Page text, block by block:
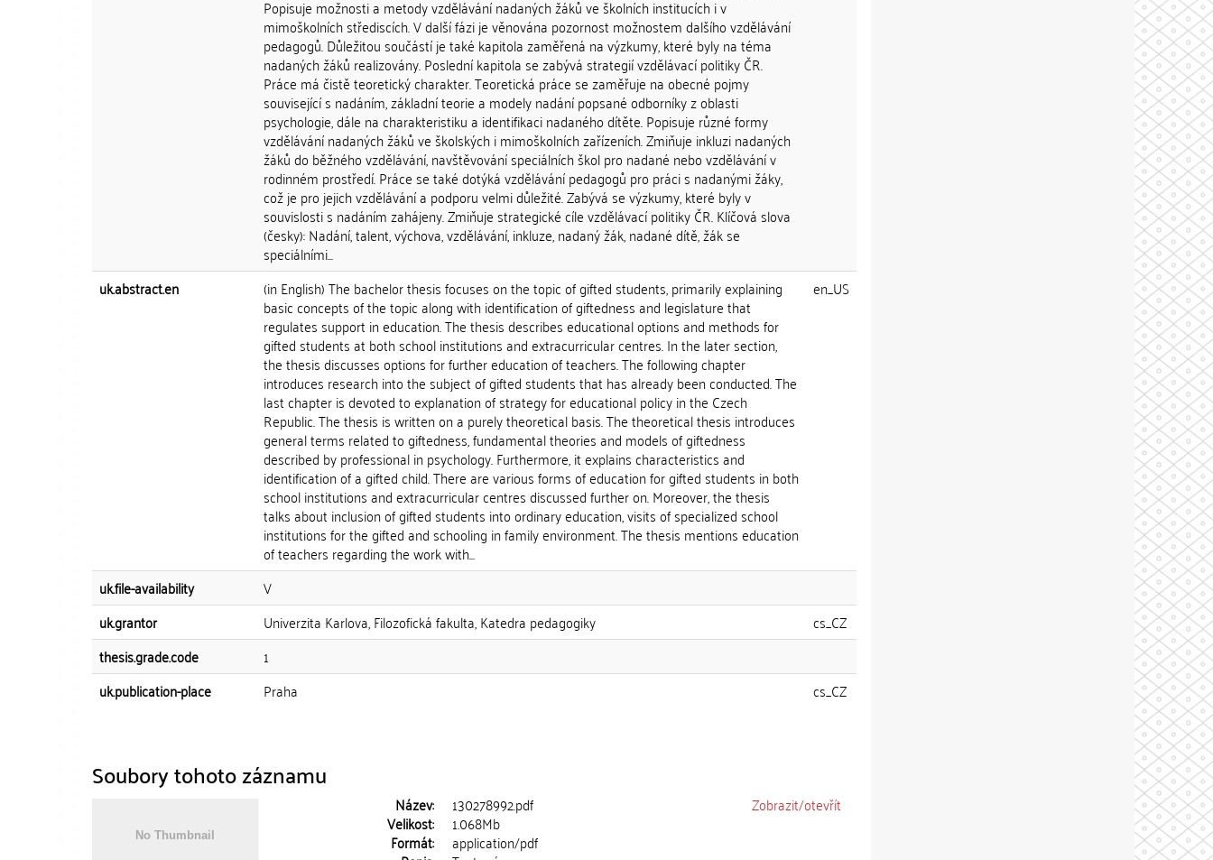
Popisuje možnosti a metody vzdělávání nadaných žáků ve školních institucích i v
mimoškolních střediscích. V další fázi je věnována pozornost možnostem dalšího vzdělávání
pedagogů. Důležitou součástí je také kapitola zaměřená na výzkumy, které byly na téma
nadaných žáků realizovány. Poslední kapitola se zabývá strategií vzdělávací politiky ČR.
Práce má čistě teoretický charakter. Teoretická práce se zaměřuje na obecné pojmy
související s nadáním, základní teorie a modely nadání popsané odborníky z oblasti
psychologie, dále na charakteristiku a identifikaci nadaného dítěte. Popisuje různé formy
vzdělávání nadaných žáků ve školských i mimoškolních zařízeních. Zmiňuje inkluzi nadaných
žáků do běžného vzdělávání, navštěvování speciálních škol pro nadané nebo vzdělávání v
rodinném prostředí. Práce se také dotýká vzdělávání pedagogů pro práci s nadanými žáky,
což je pro jejich vzdělávání a podporu velmi důležité. Zabývá se výzkumy, které byly v
souvislosti s nadáním zahájeny. Zmiňuje strategické cíle vzdělávací politiky ČR. Klíčová slova
(česky): Nadání, talent, výchova, vzdělávání, inkluze, nadaný žák, nadané dítě, žák se
speciálními...
uk.abstract.en (in English) The bachelor thesis focuses on the topic of gifted students, primarily explaining
basic concepts of the topic along with identification of giftedness and legislature that
regulates support in education. The thesis describes educational options and methods for
gifted students at both school institutions and extracurricular centres. In the later section,
the thesis discusses options for further education of teachers. The following chapter
introduces research into the subject of gifted students that has already been conducted. The
last chapter is devoted to explanation of strategy for educational policy in the Czech
Republic. The thesis is written on a purely theoretical basis. The theoretical thesis introduces
general terms related to giftedness, fundamental theories and models of giftedness
described by professional in psychology. Furthermore, it explains characteristics and
identification of a gifted child. There are various forms of education for gifted students in both
school institutions and extracurricular centres discussed further on. Moreover, the thesis
talks about inclusion of gifted students into ordinary education, visits of specialized school
institutions for the gifted and schooling in family environment. The thesis mentions education
of teachers regarding the work with...
en_US
uk.file-availability
V
uk.grantor
Univerzita Karlova, Filozofická fakulta, Katedra pedagogiky
cs_CZ
thesis.grade.code
1
uk.publication-place
Praha cs_CZ
Soubory tohoto záznamu
Název: 130278992.pdf
Velikost: 1.068Mb
Formát: application/pdf
Zobrazit/otevřít